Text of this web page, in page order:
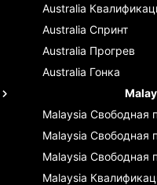
Australia
Australia Спринт
Australia Прогрев
Australia Гонка
Malaysia Свободная
Malaysia Свободная
Malaysia Свободная
Malaysia